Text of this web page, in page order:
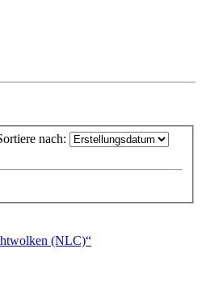
nach:
(NLC)“